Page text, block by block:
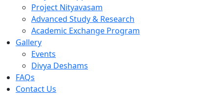
Project Nityavasam
Advanced Study & Research
Academic Exchange Program
Gallery
Events
Divya Deshams
FAQs
Contact Us